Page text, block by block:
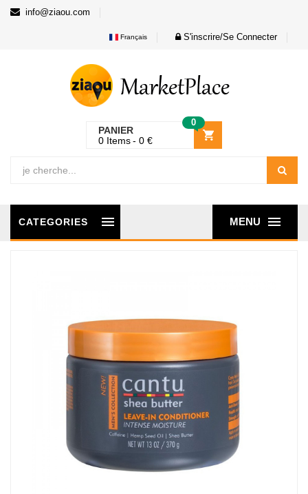
info@ziaou.com
Français S'inscrire/Se Connecter
PANIER
0
0 Items 0 €
MENU
CATEGORIES